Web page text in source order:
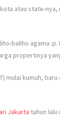
atau state-
baliho agama
propertinya
kumuh, baru
Jakarta tahun lalu